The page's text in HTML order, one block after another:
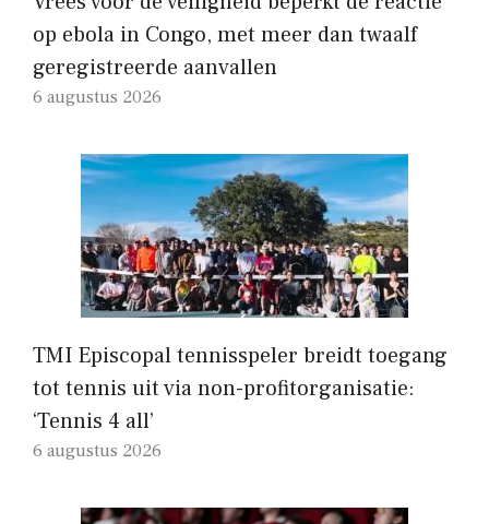
op ebola in Congo, met meer dan twaalf
geregistreerde aanvallen
6 augustus 2026
TMI Episcopal tennisspeler breidt toegang
tot tennis uit via non-profitorganisatie:
‘Tennis 4 all’
6 augustus 2026